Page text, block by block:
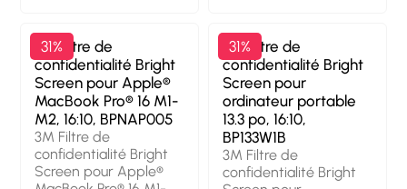
la poussière, Résistant
aux rayures,
Transmission de la
lumière: 85%, Limites
de l’angle de vue: 60°.
Poids: 30 g
31%
3M Filtre de
confidentialité Bright
Screen pour Apple®
MacBook Pro® 16 M1-
M2, 16:10, BPNAP005
3M Filtre de
confidentialité Bright
Screen pour Apple®
31%
3M Filtre de
confidentialité Bright
Screen pour
ordinateur portable
13.3 po, 16:10,
BP133W1B
3M Filtre de
confidentialité Bright